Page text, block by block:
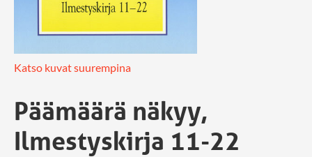
Katso kuvat suurempina
Päämäärä näkyy,
Ilmestyskirja 11-22